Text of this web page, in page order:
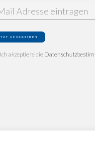
Ich akzeptiere die